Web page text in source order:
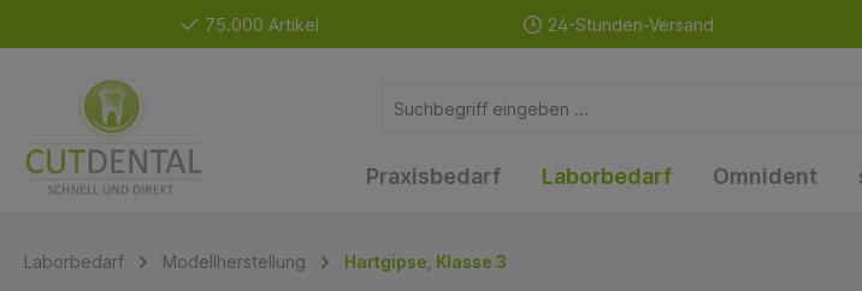
75.000 Artikel 24-Stunden-Versand
Praxisbedarf Laborbedarf Omnident
Laborbedarf Modellherstellung Hartgipse, Klasse 3